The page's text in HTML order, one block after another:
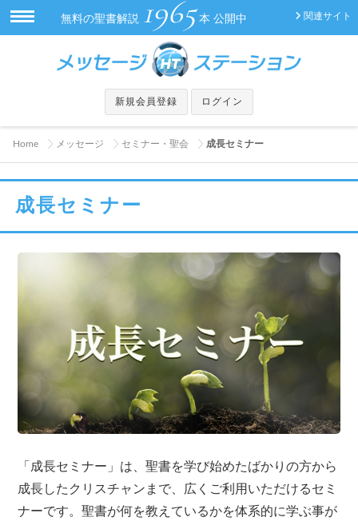
関連サイト
無料の聖書解説 1965 本 公開中
新規会員登録 ログイン
Home メッセージ セミナー・聖会 成長セミナー
成長セミナー
「成長セミナー」は、聖書を学び始めたばかりの方から
成長したクリスチャンまで、広くご利用いただけるセミ
ナーです。聖書が何を教えているかを体系的に学ぶ事が